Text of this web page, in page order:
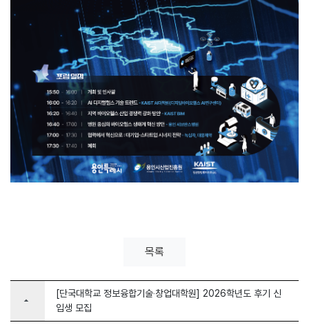
목록
arrow_drop_up
[단국대학교 정보융합기술‧창업대학원] 2026학년도 후기 신
입생 모집